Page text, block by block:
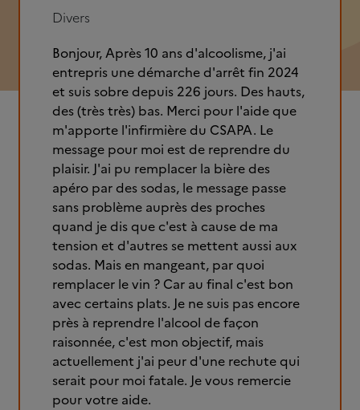
Divers
Bonjour, Après 10 ans d'alcoolisme, j'ai
entrepris une démarche d'arrêt fin 2024
et suis sobre depuis 226 jours. Des hauts,
des (très très) bas. Merci pour l'aide que
m'apporte l'infirmière du CSAPA. Le
message pour moi est de reprendre du
plaisir. J'ai pu remplacer la bière des
apéro par des sodas, le message passe
sans problème auprès des proches
quand je dis que c'est à cause de ma
tension et d'autres se mettent aussi aux
sodas. Mais en mangeant, par quoi
remplacer le vin ? Car au final c'est bon
avec certains plats. Je ne suis pas encore
près à reprendre l'alcool de façon
raisonnée, c'est mon objectif, mais
actuellement j'ai peur d'une rechute qui
serait pour moi fatale. Je vous remercie
pour votre aide.